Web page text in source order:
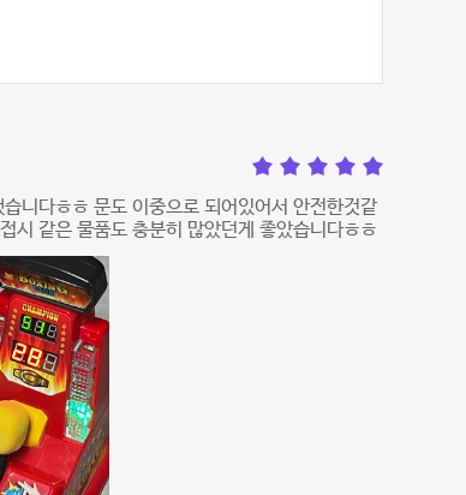
니다ㅎㅎ 문도 이중으로 되어있어서 안전한것같
시 같은 물품도 충분히 많았던게 좋았습니다ㅎㅎ